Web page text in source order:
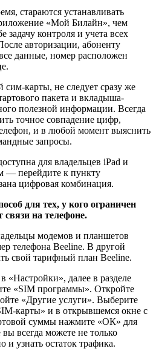
стараются устанавливать
«Мой Билайн», чем
задачу контроля и учета всех
авторизации, абоненту
данные, номер расположен
карты, не следует сразу же
пакета и вкладыша-
полезной информации. Всегда
точное совпадение цифр,
и в любой момент выяснить
запросы.
для владельцев iPad и
— перейдите к пункту
цифровая комбинация.
для тех, у кого ограничен
связи на телефоне.
модемов и планшетов
телефона Beeline. В другой
свой тарифный план Beeline.
«Настройки», далее в разделе
«SIM программы». Откройте
«Другие услуги». Выберите
карты» и в открывшемся окне с
суммы нажмите «ОК» для
всегда можете не только
и узнать остаток трафика.